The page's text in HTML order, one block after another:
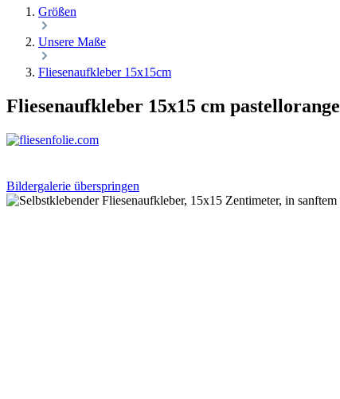
Größen
Unsere Maße
Fliesenaufkleber 15x15cm
Fliesenaufkleber 15x15 cm pastellorange
Bildergalerie überspringen